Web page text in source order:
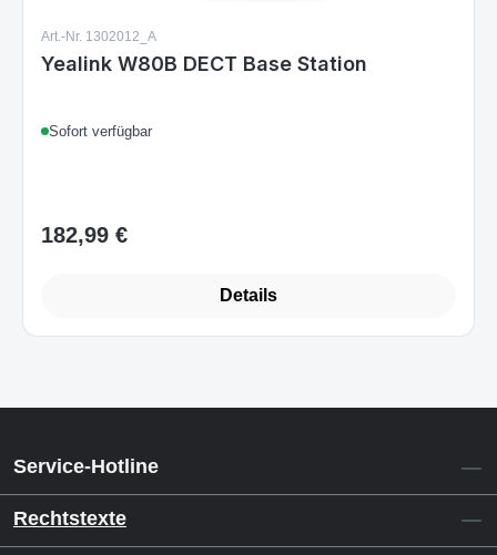
Art.-Nr. 1302012_A
Yealink W80B DECT Base Station
Sofort verfügbar
Regulärer Preis:
182,99 €
Details
Service-Hotline
Rechtstexte